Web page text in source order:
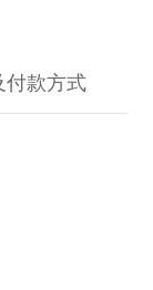
付款方式